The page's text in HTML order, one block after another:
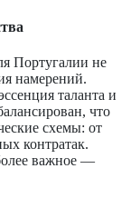
Португалии не
намерений.
таланта и
что
схемы: от
контратак.
важное —